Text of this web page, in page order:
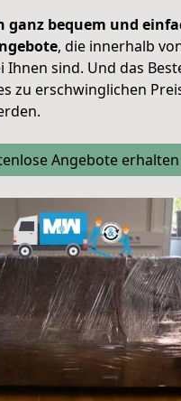
ganz bequem und
, die innerhalb
Ihnen sind. Und das
zu erschwinglichen
Angebote erhalten